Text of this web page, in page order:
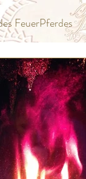
FeuerPferdes